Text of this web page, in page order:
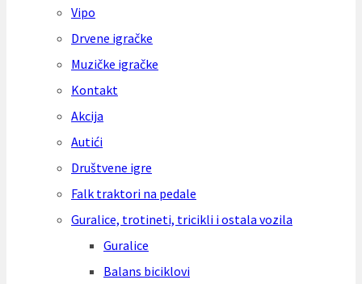
Vipo
Drvene igračke
Muzičke igračke
Kontakt
Akcija
Autići
Društvene igre
Falk traktori na pedale
Guralice, trotineti, tricikli i ostala vozila
Guralice
Balans biciklovi